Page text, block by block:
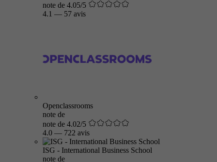
note de 4.05/5
4.1 — 57 avis
Openclassrooms
note de
note de 4.02/5
4.0 — 722 avis
ISG - International Business School
note de